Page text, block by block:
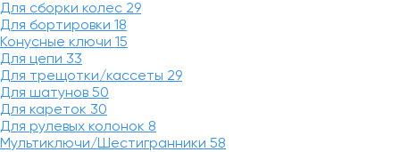
Для сборки колес 29
Для бортировки 18
Конусные ключи 15
Для цепи 33
Для трещотки/кассеты 29
Для шатунов 50
Для кареток 30
Для рулевых колонок 8
Мультиключи/Шестигранники 58